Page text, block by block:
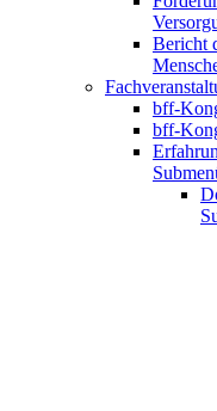
Bericht
bff-
bff-